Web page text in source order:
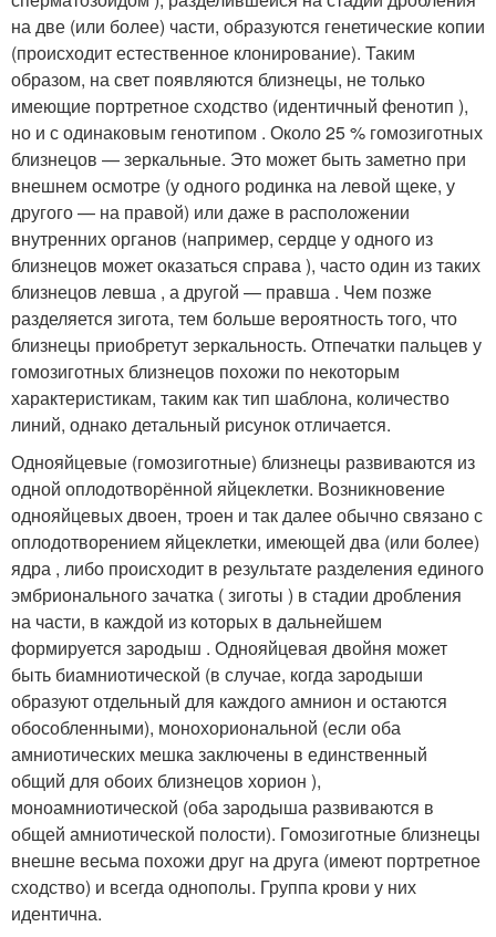
на две (или более) части, образуются генетические копии
(происходит естественное клонирование). Таким
образом, на свет появляются близнецы, не только
имеющие портретное сходство (идентичный фенотип ),
но и с одинаковым генотипом . Около 25 % гомозиготных
близнецов — зеркальные. Это может быть заметно при
внешнем осмотре (у одного родинка на левой щеке, у
другого — на правой) или даже в расположении
внутренних органов (например, сердце у одного из
близнецов может оказаться справа ), часто один из таких
близнецов левша , а другой — правша . Чем позже
разделяется зигота, тем больше вероятность того, что
близнецы приобретут зеркальность. Отпечатки пальцев у
гомозиготных близнецов похожи по некоторым
характеристикам, таким как тип шаблона, количество
линий, однако детальный рисунок отличается.
Однояйцевые (гомозиготные) близнецы развиваются из
одной оплодотворённой яйцеклетки. Возникновение
однояйцевых двоен, троен и так далее обычно связано с
оплодотворением яйцеклетки, имеющей два (или более)
ядра , либо происходит в результате разделения единого
эмбрионального зачатка ( зиготы ) в стадии дробления
на части, в каждой из которых в дальнейшем
формируется зародыш . Однояйцевая двойня может
быть биамниотической (в случае, когда зародыши
образуют отдельный для каждого амнион и остаются
обособленными), монохориональной (если оба
амниотических мешка заключены в единственный
общий для обоих близнецов хорион ),
моноамниотической (оба зародыша развиваются в
общей амниотической полости). Гомозиготные близнецы
внешне весьма похожи друг на друга (имеют портретное
сходство) и всегда однополы. Группа крови у них
идентична.